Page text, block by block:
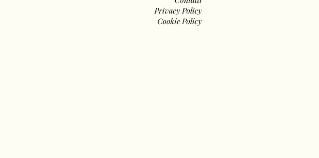
Privacy Policy
Cookie Policy